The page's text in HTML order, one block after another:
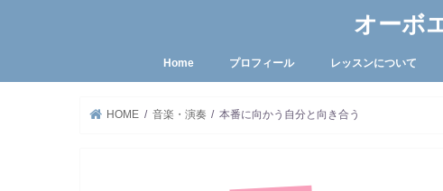
オーボ
Home プロフィール レッスンについて
HOME 音楽・演奏 本番に向かう自分と向き合う